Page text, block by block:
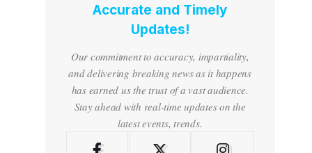
Accurate and Timely
Updates!
Our commitment to accuracy, impartiality,
and delivering breaking news as it happens
has earned us the trust of a vast audience.
Stay ahead with real-time updates on the
latest events, trends.